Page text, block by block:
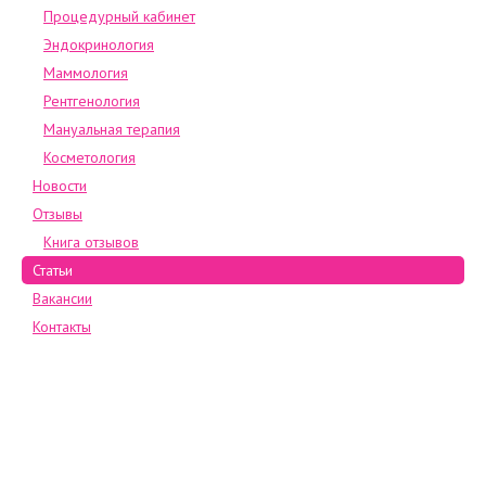
Процедурный кабинет
Эндокринология
Маммология
Рентгенология
Мануальная терапия
Косметология
Новости
Отзывы
Книга отзывов
Статьи
Вакансии
Контакты